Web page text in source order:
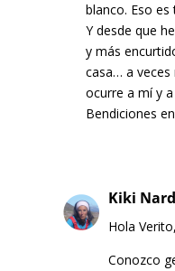
blanco. Eso es
Y desde que
y más
casa… a
ocurre a mí y
Bendiciones
Kiki
Hola Verito,
Conozco